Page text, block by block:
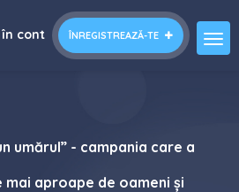
ÎNREGISTREAZĂ-TE
cont
umărul” - campania care a
mai aproape de oameni și